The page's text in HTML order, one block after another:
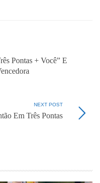
Pontas + Você” E
NEXT POST
Em Três Pontas